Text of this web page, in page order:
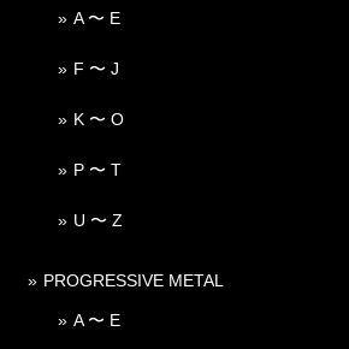
A 〜 E
F 〜 J
K 〜 O
P 〜 T
U 〜 Z
PROGRESSIVE METAL
A 〜 E